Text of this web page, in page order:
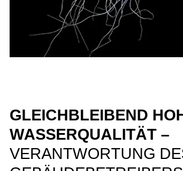
GLEICHBLEIBEND
WASSERQUALITÄT –
VERANTWORTUNG